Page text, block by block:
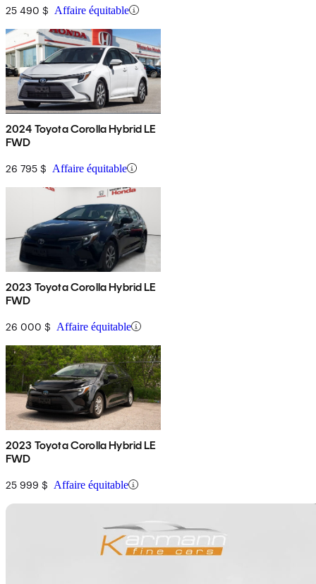
25 490 $ Affaire équitable
2024 Toyota Corolla Hybrid LE
FWD
26 795 $ Affaire équitable
2023 Toyota Corolla Hybrid LE
FWD
26 000 $ Affaire équitable
2023 Toyota Corolla Hybrid LE
FWD
25 999 $ Affaire équitable